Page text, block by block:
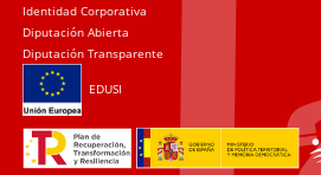
Identidad Corporativa
Diputación Abierta
Diputación Transparente
EDUSI